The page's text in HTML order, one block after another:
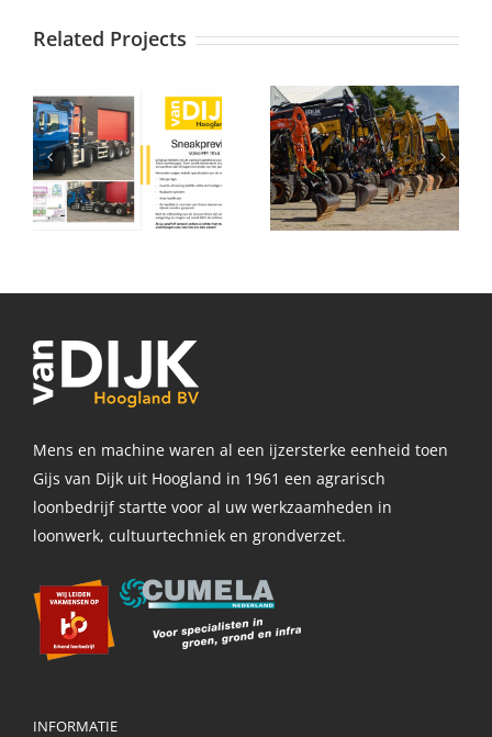
Related Projects
Alle Kranen op
een rij
Autolaadkraan
Volvo FMX 8×4
Mens en machine waren al een ijzersterke eenheid toen
Gijs van Dijk uit Hoogland in 1961 een agrarisch
loonbedrijf startte voor al uw werkzaamheden in
loonwerk, cultuurtechniek en grondverzet.
INFORMATIE